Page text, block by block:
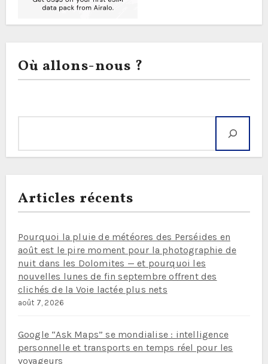
Où allons-nous ?
Articles récents
Pourquoi la pluie de météores des Perséides en
août est le pire moment pour la photographie de
nuit dans les Dolomites — et pourquoi les
nouvelles lunes de fin septembre offrent des
clichés de la Voie lactée plus nets
août 7, 2026
Google “Ask Maps” se mondialise : intelligence
personnelle et transports en temps réel pour les
voyageurs